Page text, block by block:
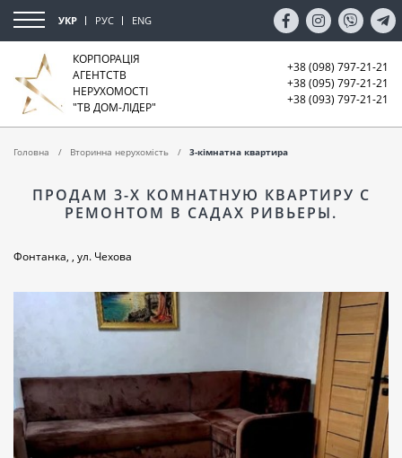
УКР РУС ENG
КОРПОРАЦІЯ
АГЕНТСТВ
НЕРУХОМОСТІ
"ТВ ДОМ-ЛІДЕР"
+38 (098) 797-21-21
+38 (095) 797-21-21
+38 (093) 797-21-21
Головна Вторинна нерухомість 3-кімнатна квартира
ПРОДАМ 3-Х КОМНАТНУЮ КВАРТИРУ С
РЕМОНТОМ В САДАХ РИВЬЕРЫ.
Фонтанка, , ул. Чехова